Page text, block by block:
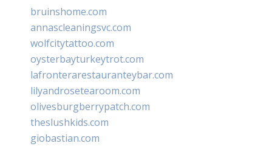
bruinshome.com
annascleaningsvc.com
wolfcitytattoo.com
oysterbayturkeytrot.com
lafronterarestauranteybar.com
lilyandrosetearoom.com
olivesburgberrypatch.com
theslushkids.com
giobastian.com